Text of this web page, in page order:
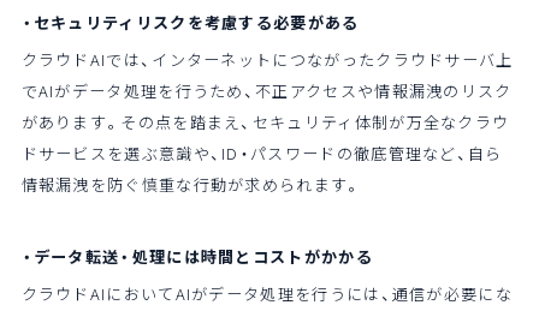
・セキュリティリスクを考慮する必要がある
クラウドAIでは、インターネットにつながったクラウドサーバ上
でAIがデータ処理を行うため、不正アクセスや情報漏洩のリスク
があります。その点を踏まえ、セキュリティ体制が万全なクラウ
ドサービスを選ぶ意識や、ID・パスワードの徹底管理など、自ら
情報漏洩を防ぐ慎重な行動が求められます。
・データ転送・処理には時間とコストがかかる
クラウドAIにおいてAIがデータ処理を行うには、通信が必要にな